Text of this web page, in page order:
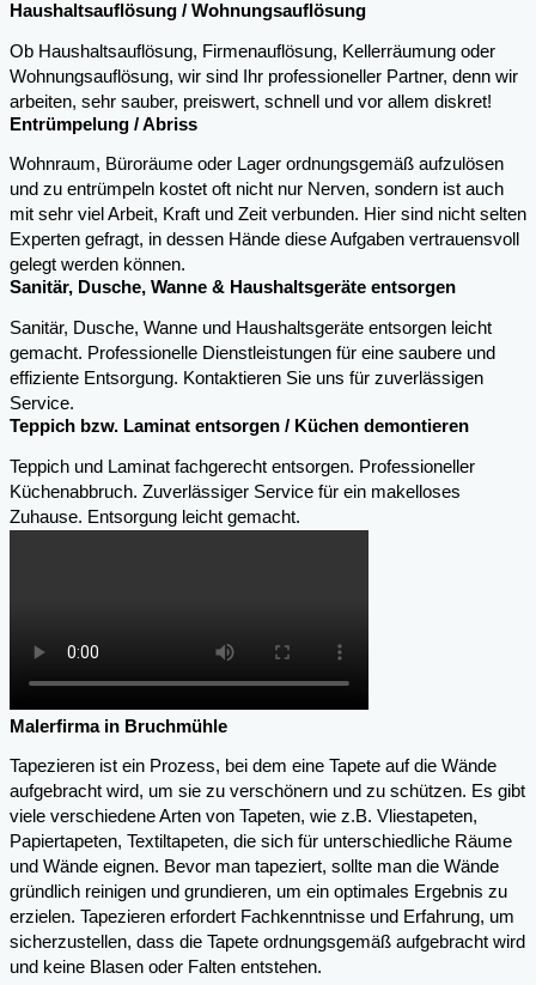
Haushaltsauflösung / Wohnungsauflösung
Ob Haushaltsauflösung, Firmenauflösung, Kellerräumung oder
Wohnungsauflösung, wir sind Ihr professioneller Partner, denn wir
arbeiten, sehr sauber, preiswert, schnell und vor allem diskret!
Entrümpelung / Abriss
Wohnraum, Büroräume oder Lager ordnungsgemäß aufzulösen
und zu entrümpeln kostet oft nicht nur Nerven, sondern ist auch
mit sehr viel Arbeit, Kraft und Zeit verbunden. Hier sind nicht selten
Experten gefragt, in dessen Hände diese Aufgaben vertrauensvoll
gelegt werden können.
Sanitär, Dusche, Wanne & Haushaltsgeräte entsorgen
Sanitär, Dusche, Wanne und Haushaltsgeräte entsorgen leicht
gemacht. Professionelle Dienstleistungen für eine saubere und
effiziente Entsorgung. Kontaktieren Sie uns für zuverlässigen
Service.
Teppich bzw. Laminat entsorgen / Küchen demontieren
Teppich und Laminat fachgerecht entsorgen. Professioneller
Küchenabbruch. Zuverlässiger Service für ein makelloses
Zuhause. Entsorgung leicht gemacht.
Malerfirma in Bruchmühle
Tapezieren ist ein Prozess, bei dem eine Tapete auf die Wände
aufgebracht wird, um sie zu verschönern und zu schützen. Es gibt
viele verschiedene Arten von Tapeten, wie z.B. Vliestapeten,
Papiertapeten, Textiltapeten, die sich für unterschiedliche Räume
und Wände eignen. Bevor man tapeziert, sollte man die Wände
gründlich reinigen und grundieren, um ein optimales Ergebnis zu
erzielen. Tapezieren erfordert Fachkenntnisse und Erfahrung, um
sicherzustellen, dass die Tapete ordnungsgemäß aufgebracht wird
und keine Blasen oder Falten entstehen.